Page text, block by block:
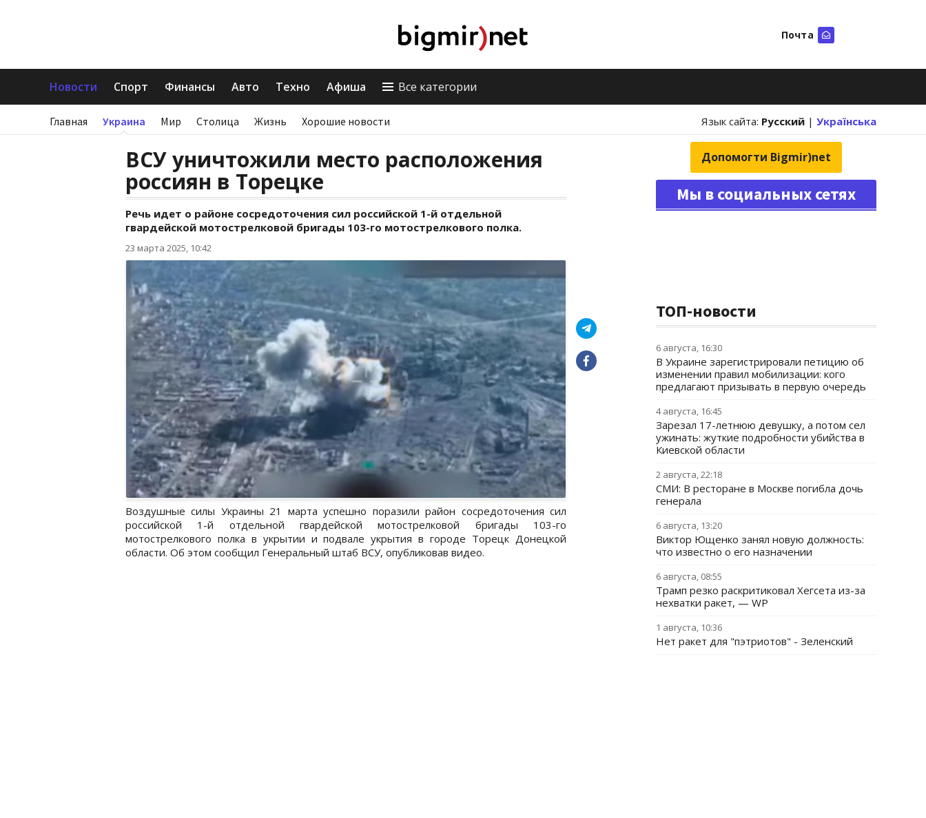
Почта
Новости Спорт Финансы Авто Техно Афиша Все категории
Главная Украина Мир Столица Жизнь Хорошие новости Язык сайта: Русский | Українська
ВСУ уничтожили место расположения
россиян в Торецке
Речь идет о районе сосредоточения сил российской 1-й отдельной
гвардейской мотострелковой бригады 103-го мотострелкового полка.
23 марта 2025, 10:42
Воздушные силы Украины 21 марта успешно поразили район сосредоточения сил
российской 1-й отдельной гвардейской мотострелковой бригады 103-го
мотострелкового полка в укрытии и подвале укрытия в городе Торецк Донецкой
области. Об этом сообщил Генеральный штаб ВСУ, опубликовав видео.
Допомогти Bigmir)net
Мы в социальных сетях
ТОП-новости
6 августа, 16:30
В Украине зарегистрировали петицию об
изменении правил мобилизации: кого
предлагают призывать в первую очередь
4 августа, 16:45
Зарезал 17-летнюю девушку, а потом сел
ужинать: жуткие подробности убийства в
Киевской области
2 августа, 22:18
СМИ: В ресторане в Москве погибла дочь
генерала
6 августа, 13:20
Виктор Ющенко занял новую должность:
что известно о его назначении
6 августа, 08:55
Трамп резко раскритиковал Хегсета из-за
нехватки ракет, — WP
1 августа, 10:36
Нет ракет для "пэтриотов" - Зеленский